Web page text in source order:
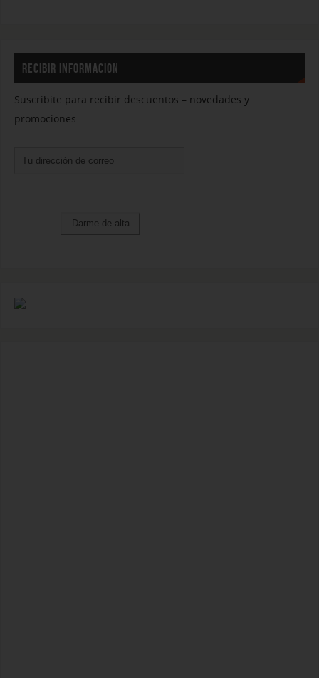
RECIBIR INFORMACION
Suscribite para recibir descuentos – novedades y
promociones